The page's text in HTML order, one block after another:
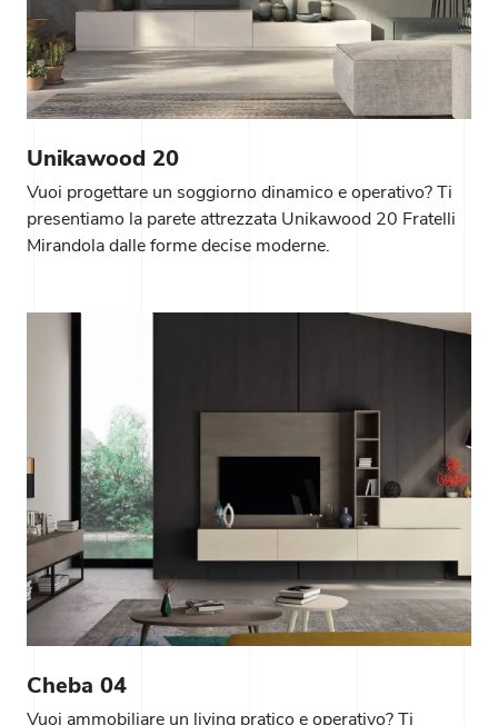
Unikawood 20
Vuoi progettare un soggiorno dinamico e operativo? Ti
presentiamo la parete attrezzata Unikawood 20 Fratelli
Mirandola dalle forme decise moderne.
Cheba 04
Vuoi ammobiliare un living pratico e operativo? Ti